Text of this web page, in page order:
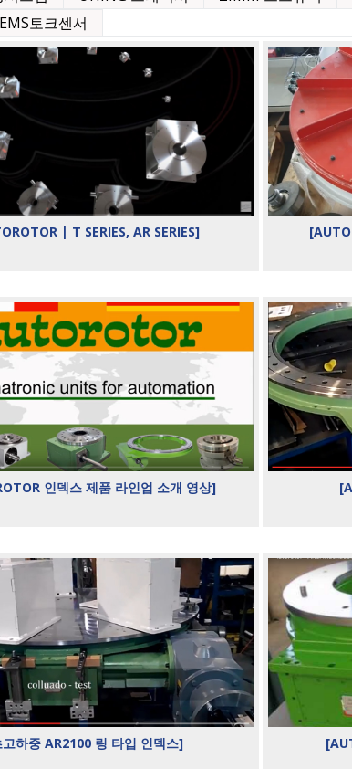
토크센서
| T SERIES, AR SERIES]
인덱스 제품 라인업 소개 영상]
하중 AR2100 링 타입 인덱스]